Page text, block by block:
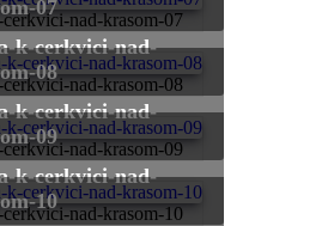
cerkvici-nad-krasom-07
07
nad-krasom-08
08
nad-krasom-09
09
cerkvici-nad-krasom-10
10